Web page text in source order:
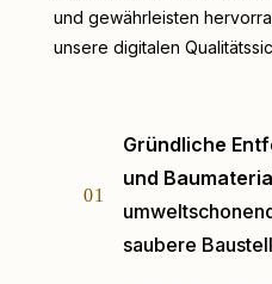
und gewährleisten
unsere digitalen
01
Gründliche
und
saubere